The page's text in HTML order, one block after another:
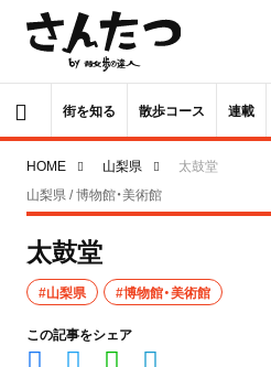
街を知る 散歩コース 連載
HOME 山梨県
太鼓堂
山梨県 / 博物館・美術館
太鼓堂
#山梨県 #博物館・美術館
この記事をシェア